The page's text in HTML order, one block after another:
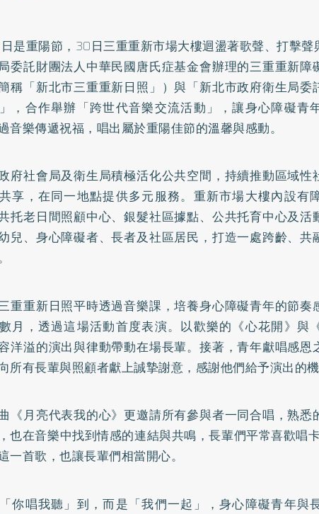
是重陽節，30日三重重新市場大樓迴盪著歌聲、打擊聲
委託財團法人中華民國唐氏症基金會辦理的三重重新障
稱「新北市三重重新日照」）與「新北市政府衛生局委
，合作舉辦「跨世代音樂交流活動」，讓身心障礙青
音樂傳遞祝福，唱出屬於重陽佳節的溫馨與感動。
府社會局及衛生局積極活化公共空間，持續推動區域性
享，在同一地點提供多元服務。重新市場大樓內設有
托老日間照顧中心、銀髮社區據點、公共托育中心及活
兒、身心障礙者、長者及社區居民，打造一處跨齡、共
重重新日照平時透過音樂課，培養身心障礙青年的節奏
月，透過這場活動首度表演。以歡樂的《心花開》與
洋溢的演出與律動帶動在場長輩。接著，青年獻唱感恩
所有長輩與照顧者獻上誠摯謝意，感謝他們給予演出的
《月亮代表我的心》更邀請所有參與者一同合唱，熟悉
也在音樂中找到情感的連結與共鳴，長輩們平常喜歡唱
一首歌，也讓長輩們相當開心。
你唱我聽」到，而是「我們一起」，身心障礙青年與